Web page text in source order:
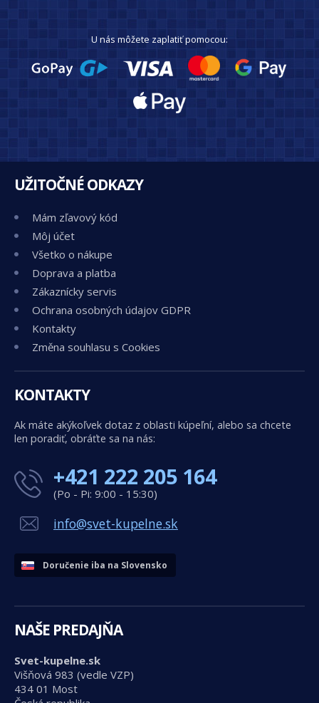
U nás môžete zaplatiť pomocou:
UŽITOČNÉ ODKAZY
Mám zľavový kód
Môj účet
Všetko o nákupe
Doprava a platba
Zákaznícky servis
Ochrana osobných údajov GDPR
Kontakty
Změna souhlasu s Cookies
KONTAKTY
Ak máte akýkoľvek dotaz z oblasti kúpeľní, alebo sa chcete
len poradiť, obráťte sa na nás:
+421 222 205 164
(Po - Pi: 9:00 - 15:30)
info@svet-kupelne.sk
Doručenie iba na Slovensko
NAŠE PREDAJŇA
Svet-kupelne.sk
Višňová 983 (vedle VZP)
434 01 Most